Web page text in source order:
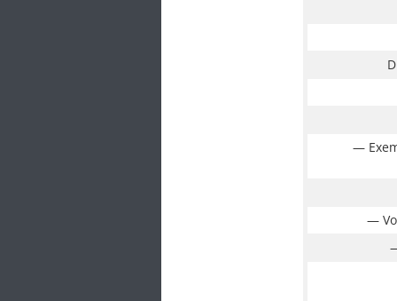
—
—